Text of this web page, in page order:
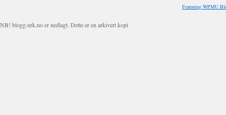
Featuring WPMU
NB! blogg.nrk.no er nedlagt. Dette er en arkivert kopi